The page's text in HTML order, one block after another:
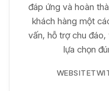
đáp ứng và hoàn
khách hàng một
vấn, hỗ trợ chu
lựa chọn
WEBSITE